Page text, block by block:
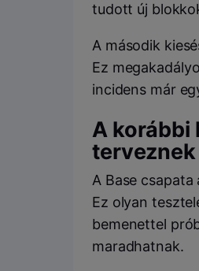
tudott új
A második
Ez
incidens már
A korábbi
terveznek
A Base
Ez olyan
bemenettel
maradhatnak.